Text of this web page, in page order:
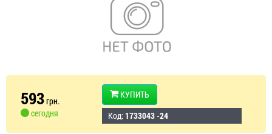
593грн.
сегодня
КУПИТЬ
Код: 1733043 -24